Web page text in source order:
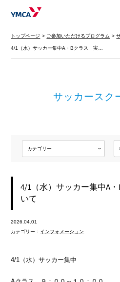
トップページ ご参加いただけるプログラム
4/1（水）サッカー集中A・Bクラス 実…
サッカースク
4/1（水）サッカー集中A
いて
2026.04.01
カテゴリー： インフォメーション
4/1（水）サッカー集中